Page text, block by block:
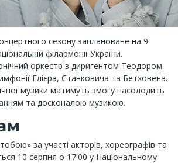
сезону заплановане на 9
філармонії України.
оркестр з диригентом Теодором
Глієра, Станковича та Бетховена.
музики матимуть змогу насолодить
та досконалою музикою.
за участі акторів, хореографів та
10 серпня о 17:00 у Національному